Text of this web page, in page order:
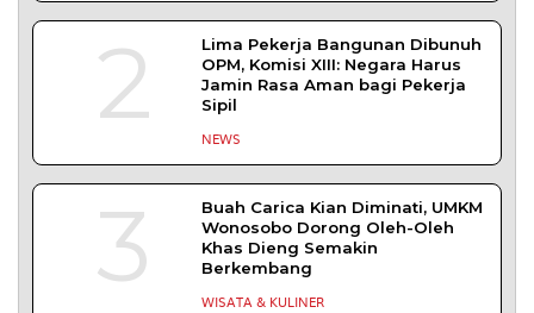
2
Lima Pekerja Bangunan Dibunuh
OPM, Komisi XIII: Negara Harus
Jamin Rasa Aman bagi Pekerja
Sipil
NEWS
3
Buah Carica Kian Diminati, UMKM
Wonosobo Dorong Oleh-Oleh
Khas Dieng Semakin
Berkembang
WISATA & KULINER